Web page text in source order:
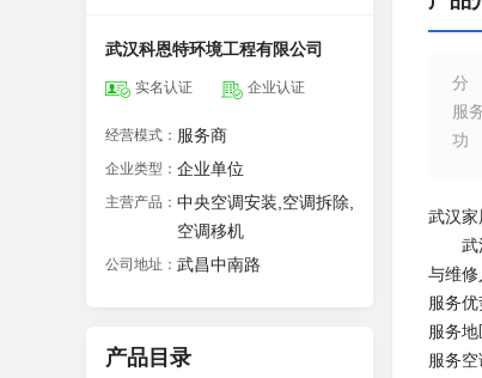
武汉科恩特环境工程有限公司
实名认证 企业认证
经营模式： 服务商
企业类型： 企业单位
主营产品： 中央空调安装,空调拆除,
空调移机
公司地址： 武昌中南路
产品目录
服
武汉
武汉
与维修
服务
服务
服务